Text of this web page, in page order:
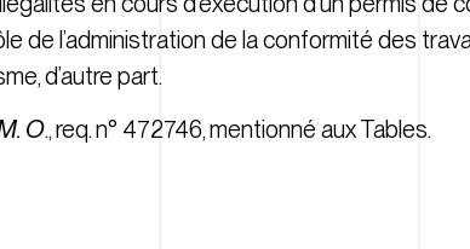
de l’administration de la conformité des
d’autre part.
O., req. n° 472746, mentionné aux Tables.